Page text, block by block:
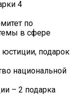
4
по
в сфере
подарок
национальной
– 2 подарка